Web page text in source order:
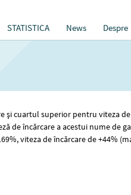
STATISTICA News Despre
cuartul superior pentru viteza de
de încărcare a acestui nume de
viteza de încărcare de +44%